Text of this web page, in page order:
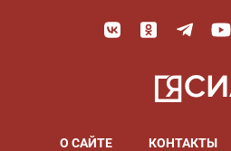
О САЙТЕ КОНТАКТЫ